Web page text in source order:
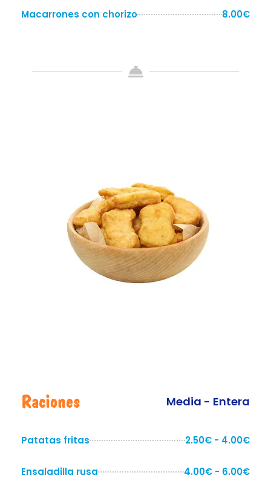
Macarrones con chorizo 8.00€
Raciones Media - Entera
Patatas fritas 2.50€ - 4.00€
Ensaladilla rusa 4.00€ - 6.00€